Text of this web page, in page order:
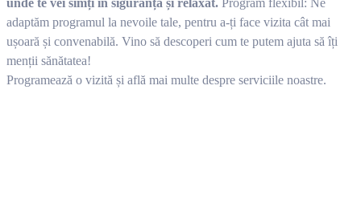
unde te vei simți în siguranță și relaxat. Program flexibil: Ne
adaptăm programul la nevoile tale, pentru a-ți face vizita cât mai
ușoară și convenabilă. Vino să descoperi cum te putem ajuta să îți
menții sănătatea!
Programează o vizită și află mai multe despre serviciile noastre.